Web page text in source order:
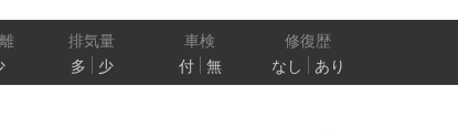
排気量
多
少
車検
付
無
修復歴
なし
あり